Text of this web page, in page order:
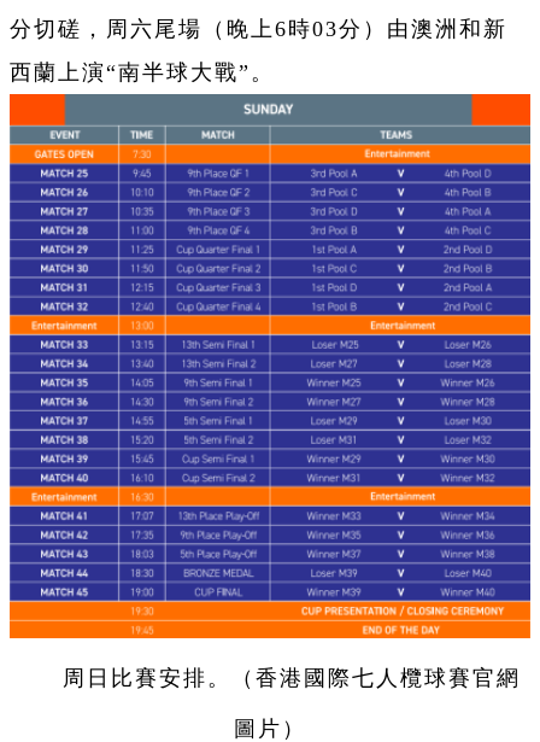
分切磋，周六尾場（晚上6時03分）由澳洲和新
西蘭上演“南半球大戰”。
周日比賽安排。（香港國際七人欖球賽官網
圖片）